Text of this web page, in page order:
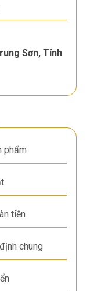
Sơn, Tỉnh
phẩm
tiền
chung